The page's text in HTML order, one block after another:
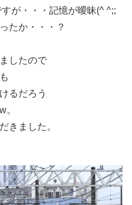
が・・・記憶が曖昧(^ ^;;
たか・・・？
したので
るだろう
。
きました。